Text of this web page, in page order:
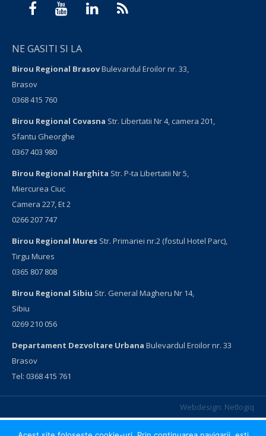
NE GASITI SI LA
Birou Regional BrasovBulevardul Eroilor nr. 33,
Brasov
0368 415 760
Birou Regional Covasna Str. Libertatii Nr 4, camera 201,
Sfantu Gheorghe
0367 403 980
Birou Regional Harghita Str. P-ta Libertatii Nr 5,
Miercurea Ciuc
Camera 227, Et 2
0266 207 747
Birou Regional Mures Str. Primariei nr.2 (fostul Hotel Parc),
Tirgu Mures
0365 807 808
Birou Regional Sibiu Str. General Magheru Nr 14,
Sibiu
0269 210 056
Departament Dezvoltare Urbana Bulevardul Eroilor nr. 33
Brasov
Tel: 0368 415 761
Webdesign: Netlogiq